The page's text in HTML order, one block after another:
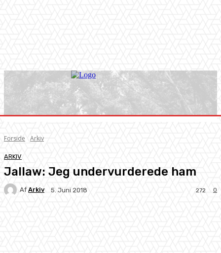
Forside Arkiv
ARKIV
Jallaw: Jeg undervurderede ham
Af Arkiv 5. Juni 2018 0
272